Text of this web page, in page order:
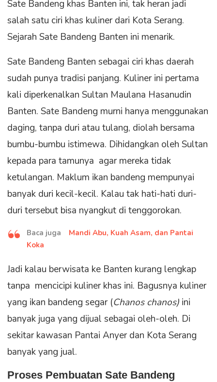
Sate Bandeng khas Banten ini, tak heran jadi
salah satu ciri khas kuliner dari Kota Serang.
Sejarah Sate Bandeng Banten ini menarik.
Sate Bandeng Banten sebagai ciri khas daerah
sudah punya tradisi panjang. Kuliner ini pertama
kali diperkenalkan Sultan Maulana Hasanudin
Banten. Sate Bandeng murni hanya menggunakan
daging, tanpa duri atau tulang, diolah bersama
bumbu-bumbu istimewa. Dihidangkan oleh Sultan
kepada para tamunya agar mereka tidak
ketulangan. Maklum ikan bandeng mempunyai
banyak duri kecil-kecil. Kalau tak hati-hati duri-
duri tersebut bisa nyangkut di tenggorokan.
Baca juga Mandi Abu, Kuah Asam, dan Pantai
Koka
Jadi kalau berwisata ke Banten kurang lengkap
tanpa mencicipi kuliner khas ini. Bagusnya kuliner
yang ikan bandeng segar (Chanos chanos) ini
banyak juga yang dijual sebagai oleh-oleh. Di
sekitar kawasan Pantai Anyer dan Kota Serang
banyak yang jual.
Proses Pembuatan Sate Bandeng